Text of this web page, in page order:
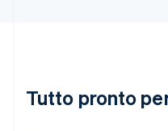
Tutto pronto
Lituania